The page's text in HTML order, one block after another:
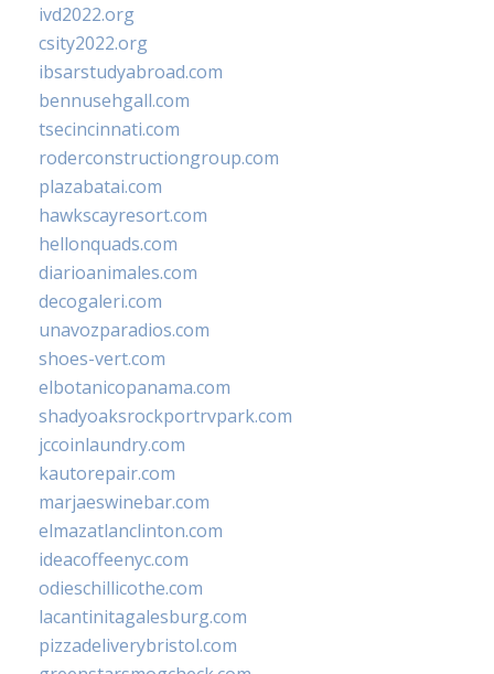
ivd2022.org
csity2022.org
ibsarstudyabroad.com
bennusehgall.com
tsecincinnati.com
roderconstructiongroup.com
plazabatai.com
hawkscayresort.com
hellonquads.com
diarioanimales.com
decogaleri.com
unavozparadios.com
shoes-vert.com
elbotanicopanama.com
shadyoaksrockportrvpark.com
jccoinlaundry.com
kautorepair.com
marjaeswinebar.com
elmazatlanclinton.com
ideacoffeenyc.com
odieschillicothe.com
lacantinitagalesburg.com
pizzadeliverybristol.com